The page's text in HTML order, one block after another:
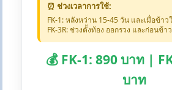
⏰ ช่วงเวลาการใช้:
FK-1: หลังหว่าน 15-45 วัน และเมื่อข้าว
FK-3R: ช่วงตั้งท้อง ออกรวง และก่อนข้
💰 FK-1: 890 บาท |
บาท